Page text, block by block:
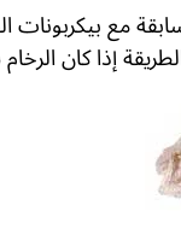
مع
إذا كان